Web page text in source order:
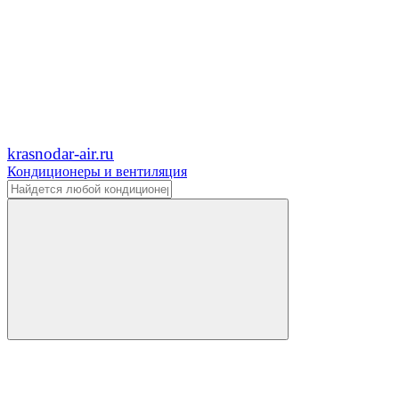
krasnodar-air.ru
Кондиционеры и вентиляция